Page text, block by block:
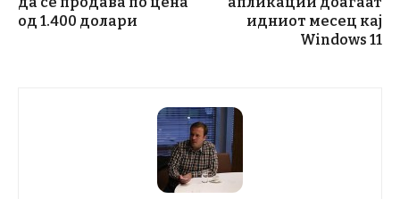
од 1.400 долари
идниот месец кај
Windows 11